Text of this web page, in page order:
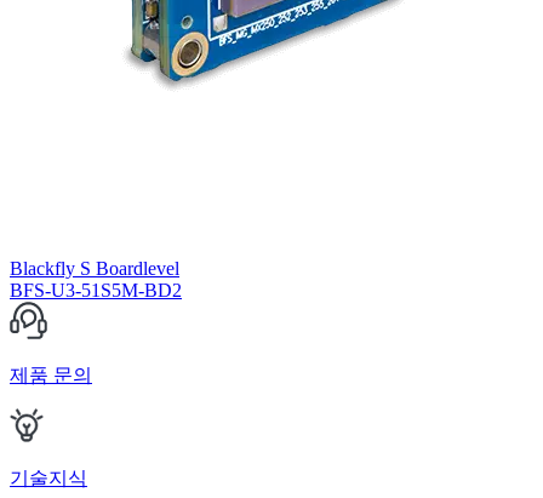
Blackfly S Boardlevel
BFS-U3-51S5M-BD2
제품 문의
기술지식